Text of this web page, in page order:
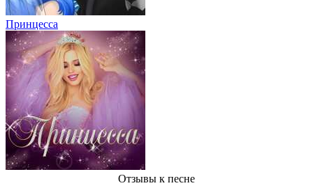
Принцесса
Отзывы к песне